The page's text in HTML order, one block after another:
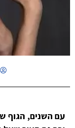
עם השנים, הגוף